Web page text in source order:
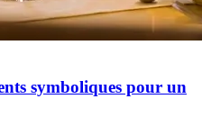
symboliques pour un